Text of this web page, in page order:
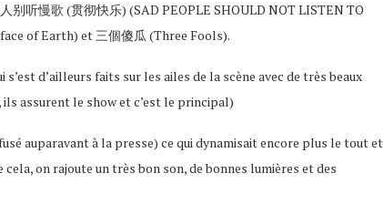
别听慢歌 (贯彻快乐) (SAD PEOPLE SHOULD NOT LISTEN TO
of Earth) et 三個傻瓜 (Three Fools).
d’ailleurs faits sur les ailes de la scène avec de très beaux
assurent le show et c’est le principal)
auparavant à la presse) ce qui dynamisait encore plus le tout et
on rajoute un très bon son, de bonnes lumières et des